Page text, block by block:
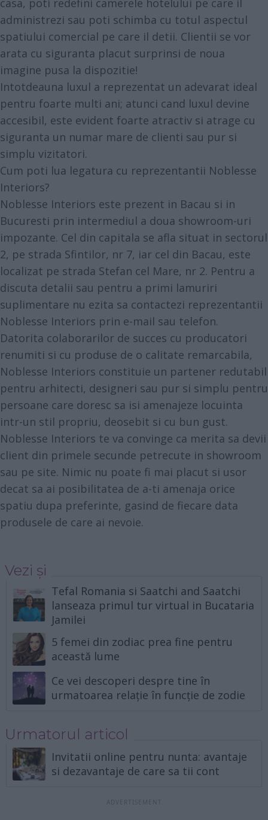
administrezi sau poti schimba cu totul aspectul
spatiului comercial pe care il detii. Clientii se vor
arata cu siguranta placut surprinsi de noua
imagine pusa la dispozitie!
Intotdeauna luxul a reprezentat un adevarat ideal
pentru foarte multi ani; atunci cand luxul devine
accesibil, este evident foarte atractiv si atrage cu
siguranta un numar mare de clienti sau pur si
simplu vizitatori.
Cum poti lua legatura cu reprezentantii Noblesse
Interiors?
Noblesse Interiors este prezent in Bacau si in
Bucuresti prin intermediul a doua showroom-uri
impozante. Cel din capitala se afla situat in sectorul
2, pe strada Sfintilor, nr 7, iar cel din Bacau, este
localizat pe strada Stefan cel Mare, nr 2. Pentru a
discuta detalii sau pentru a primi lamuriri
suplimentare nu ezita sa contactezi reprezentantii
Noblesse Interiors prin e-mail sau telefon.
Datorita colaborarilor de succes cu producatori
renumiti si cu produse de o calitate remarcabila,
Noblesse Interiors constituie un partener redutabil
pentru arhitecti, designeri sau pur si simplu pentru
persoane care doresc sa isi amenajeze locuinta
intr-un stil propriu, deosebit si cu bun gust.
Noblesse Interiors te va convinge ca merita sa devii
client din primele secunde petrecute in showroom
sau pe site. Nimic nu poate fi mai placut si usor
decat sa ai posibilitatea de a-ti amenaja orice
spatiu dupa preferinte, gasind de fiecare data
produsele de care ai nevoie.
Vezi și
Tefal Romania si Saatchi and Saatchi
lanseaza primul tur virtual in Bucataria
Jamilei
5 femei din zodiac prea fine pentru
această lume
Ce vei descoperi despre tine în
urmatoarea relație în funcție de zodie
Urmatorul articol
Invitatii online pentru nunta: avantaje
si dezavantaje de care sa tii cont